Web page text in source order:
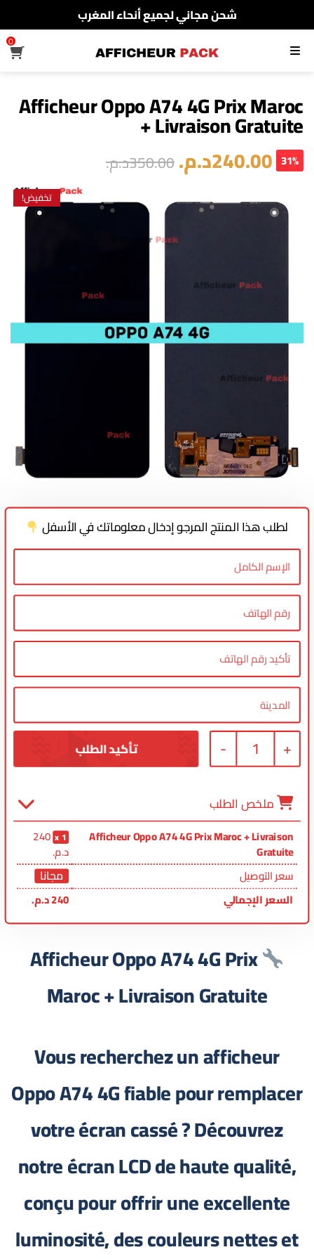
شحن مجاني لجميع أنحاء المغرب
شحن مجاني لجميع أنحاء المغرب
القائمة
0
Afficheur Oppo A74 4G Prix Maroc
+ Livraison Gratuite
240.00د.م.350.00د.م. 31%
تخفيض!
لطلب هذا المنتج المرجو إدخال معلوماتك في الأسفل
+
1
-
ملخص الطلب
Afficheur Oppo A74 4G Prix Maroc + Livraison
Gratuite
1
240
د.م.
سعر التوصيل
مجانا
السعر الإجمالي 240د.م.
Afficheur Oppo A74 4G Prix
Maroc + Livraison Gratuite
Vous recherchez un afficheur
Oppo A74 4G fiable pour remplacer
votre écran cassé ? Découvrez
notre écran LCD de haute qualité,
conçu pour offrir une excellente
luminosité, des couleurs nettes et